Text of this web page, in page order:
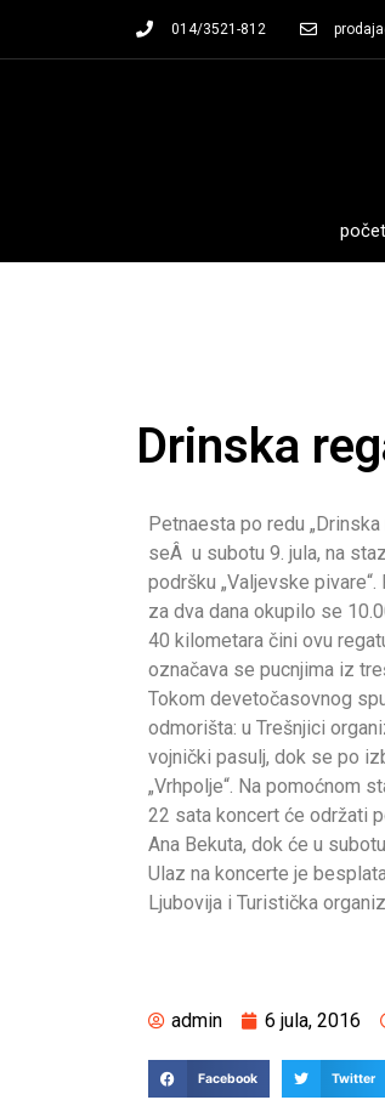
014/3521-812
Drinska
Petnaesta po redu
seÂ u subotu 9. jula, na
podršku „Valjevske
za dva dana okupilo se
40 kilometara čini ovu
označava se pucnjima iz
Tokom devetočasovnog
odmorišta: u Trešnjici
vojnički pasulj, dok se po
„Vrhpolje“. Na pomoćnom
22 sata koncert će održati
Ana Bekuta, dok će u
Ulaz na koncerte je
Ljubovija i Turistička
admin 6 jula, 2016
Facebook Twitter